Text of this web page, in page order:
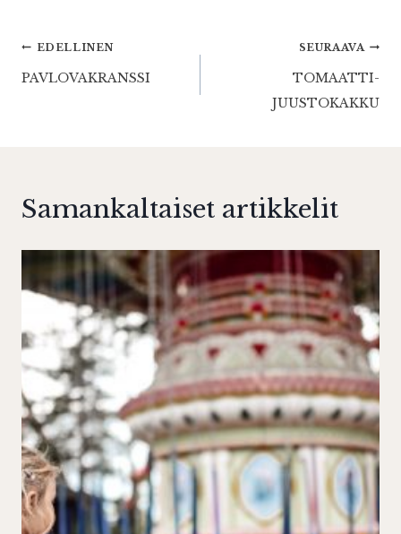
Artikkelien
selaus
EDELLINEN
PAVLOVAKRANSSI
SEURAAVA
TOMAATTI-
JUUSTOKAKKU
Samankaltaiset artikkelit